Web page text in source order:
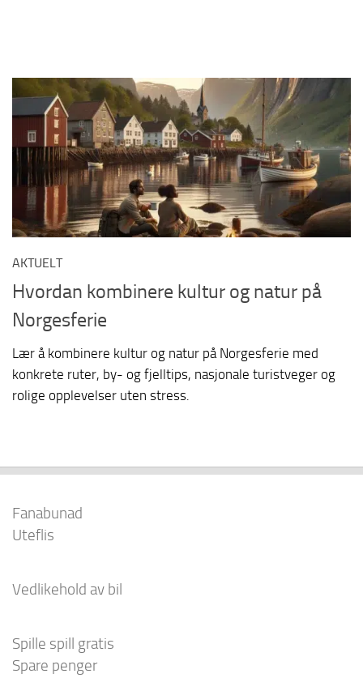
AKTUELT
Hvordan kombinere kultur og natur på
Norgesferie
Lær å kombinere kultur og natur på Norgesferie med
konkrete ruter, by- og fjelltips, nasjonale turistveger og
rolige opplevelser uten stress.
Fanabunad
Uteflis
Vedlikehold av bil
Spille spill gratis
Spare penger